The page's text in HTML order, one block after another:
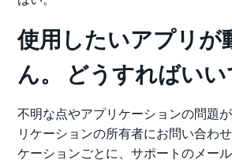
使用したいアプリが
ん。 どうすればい
不明な点やアプリケーションの問題
リケーションの所有者にお問い合わ
ケーションごとに、サポートのメー